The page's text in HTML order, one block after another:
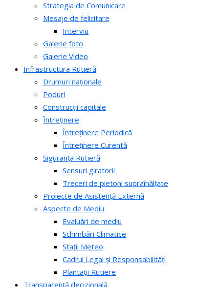
Strategia de Comunicare
Mesaje de felicitare
Interviu
Galerie foto
Galerie Video
Infrastructura Rutieră
Drumuri naționale
Poduri
Construcții capitale
Întreținere
Întreținere Periodică
Întreținere Curentă
Siguranța Rutieră
Sensuri giratorii
Treceri de pietoni supraînălțate
Proiecte de Asistență Externă
Aspecte de Mediu
Evaluări de mediu
Schimbări Climatice
Stații Meteo
Cadrul Legal și Responsabilități
Plantații Rutiere
Transparență decizională